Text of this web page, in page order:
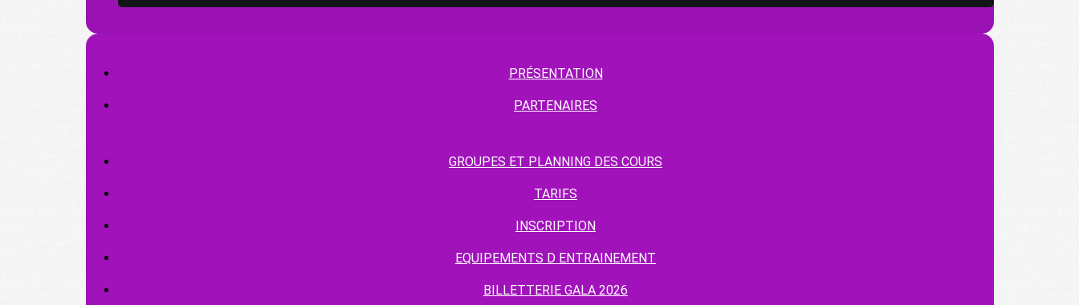
PRÉSENTATION
PARTENAIRES
GROUPES ET PLANNING DES COURS
TARIFS
INSCRIPTION
EQUIPEMENTS D ENTRAINEMENT
BILLETTERIE GALA 2026